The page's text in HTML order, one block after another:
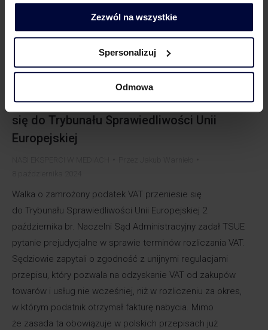
Zezwól na wszystkie
Spersonalizuj
Odmowa
Walka o zamrożony podatek VAT przeniesie
się do Trybunału Sprawiedliwości Unii
Europejskiej
Walka o zamrożony podatek VAT przeniesie się
do Trybunału Sprawiedliwości Unii Europejskiej 2
października br. Naczelni Sąd Administracyjny zadał TSUE
pytanie prejudycjalne w sprawie terminów rozliczania VAT.
Sędziowie zapytali o zgodność z unijnymi regulacjami
przepisu, który pozwala na odzyskanie VAT od zakupów
towarów i usług nie wcześniej, niż w rozliczeniu za okres,
w którym podatnik otrzymał fakturę nabycia. Mimo
że zasada ta obowiązuje w polskich przepisach już